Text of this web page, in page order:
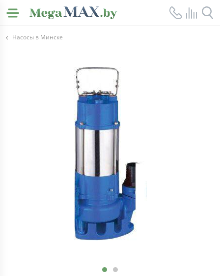
Насосы в Минске